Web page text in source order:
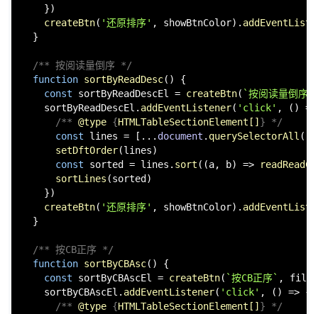
})
createBtn( '还原排序' , showBtnColor).
}
/** 按阅读量倒序 */
function sortByReadDesc( ) {
const sortByReadDescEl = createBtn( `按阅读量倒序`
sortByReadDescEl. addEventListener( 'click' , () =>
/** @type {HTMLTableSectionElement[] } */
const lines = [...document . querySelectorAll (
setDftOrder(lines)
const sorted = lines. sort ( (a, b) =>
sortLines (sorted)
})
createBtn( '还原排序' , showBtnColor).
}
/** 按CB正序 */
function sortByCBAsc( ) {
const sortByCBAscEl = createBtn( `按CB正序` ,
sortByCBAscEl. addEventListener( 'click' , () => {
/** @type {HTMLTableSectionElement[] } */